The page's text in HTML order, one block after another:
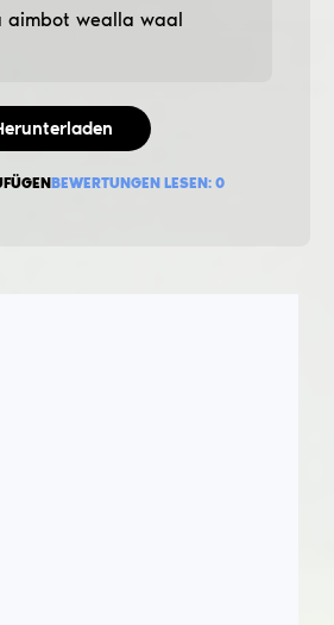
aimbot wealla waal
BEWERTUNGEN LESEN: 0